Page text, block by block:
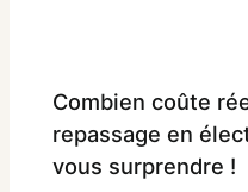
Combien coûte
repassage en
vous surprendre !